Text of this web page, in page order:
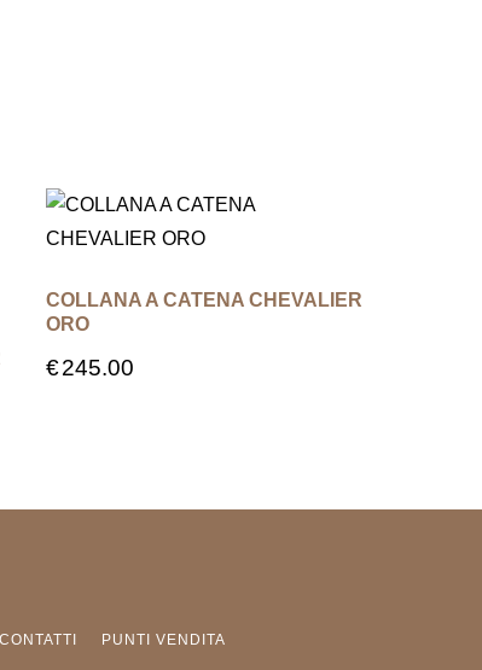
COLLANA A CATENA CHEVALIER
ORO
€245.00
CONTATTI PUNTI VENDITA